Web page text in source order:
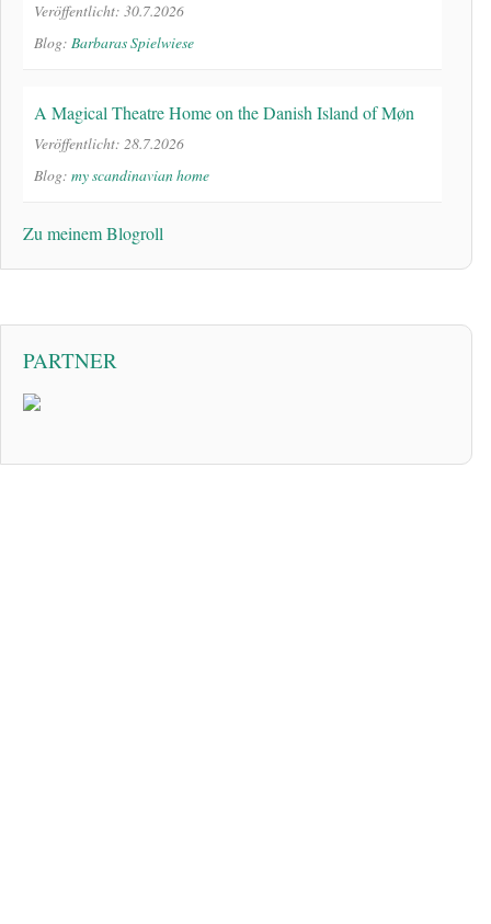
Veröffentlicht: 30.7.2026
Blog: Barbaras Spielwiese
A Magical Theatre Home on the Danish Island of Møn
Veröffentlicht: 28.7.2026
Blog: my scandinavian home
Zu meinem Blogroll
PARTNER